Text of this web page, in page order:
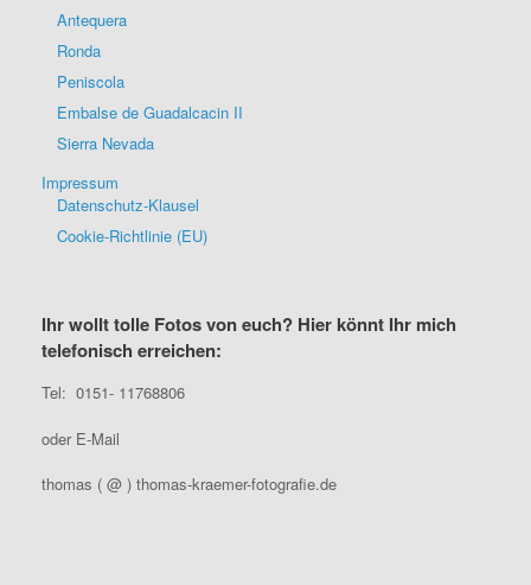
Antequera
Ronda
Peniscola
Embalse de Guadalcacin II
Sierra Nevada
Impressum
Datenschutz-Klausel
Cookie-Richtlinie (EU)
Ihr wollt tolle Fotos von euch? Hier könnt Ihr mich
telefonisch erreichen:
Tel: 0151- 11768806
oder E-Mail
thomas ( @ ) thomas-kraemer-fotografie.de